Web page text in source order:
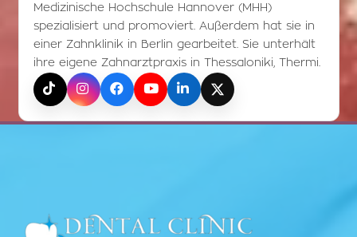
Medizinische Hochschule Hannover (MHH)
spezialisiert und promoviert. Außerdem hat sie in
einer Zahnklinik in Berlin gearbeitet. Sie unterhält
ihre eigene Zahnarztpraxis in Thessaloniki, Thermi.
TikTokInstagramFacebookYouTubeLinkedInX (Twitter)